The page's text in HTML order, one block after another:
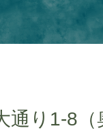
通り1-8